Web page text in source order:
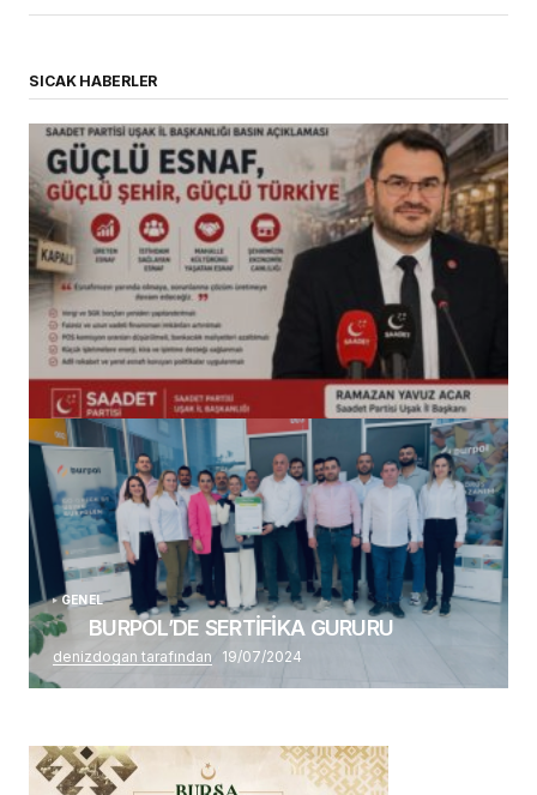
SICAK HABERLER
(başlıksız)
Alaattin Karahan tarafından 14/07/2026
GENEL
BURPOL’DE SERTİFİKA GURURU
denizdogan tarafından 19/07/2024